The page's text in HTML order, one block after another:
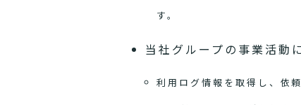
す。
当社グループの事業活動
利用ログ情報を取得し、依